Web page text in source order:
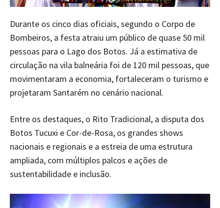
Durante os cinco dias oficiais, segundo o Corpo de
Bombeiros, a festa atraiu um público de quase 50 mil
pessoas para o Lago dos Botos. Já a estimativa de
circulação na vila balneária foi de 120 mil pessoas, que
movimentaram a economia, fortaleceram o turismo e
projetaram Santarém no cenário nacional.
Entre os destaques, o Rito Tradicional, a disputa dos
Botos Tucuxi e Cor-de-Rosa, os grandes shows
nacionais e regionais e a estreia de uma estrutura
ampliada, com múltiplos palcos e ações de
sustentabilidade e inclusão.